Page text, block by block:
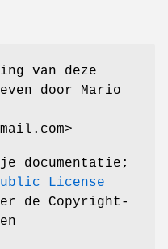
van deze
door Mario
documentatie;
License
de Copyright-